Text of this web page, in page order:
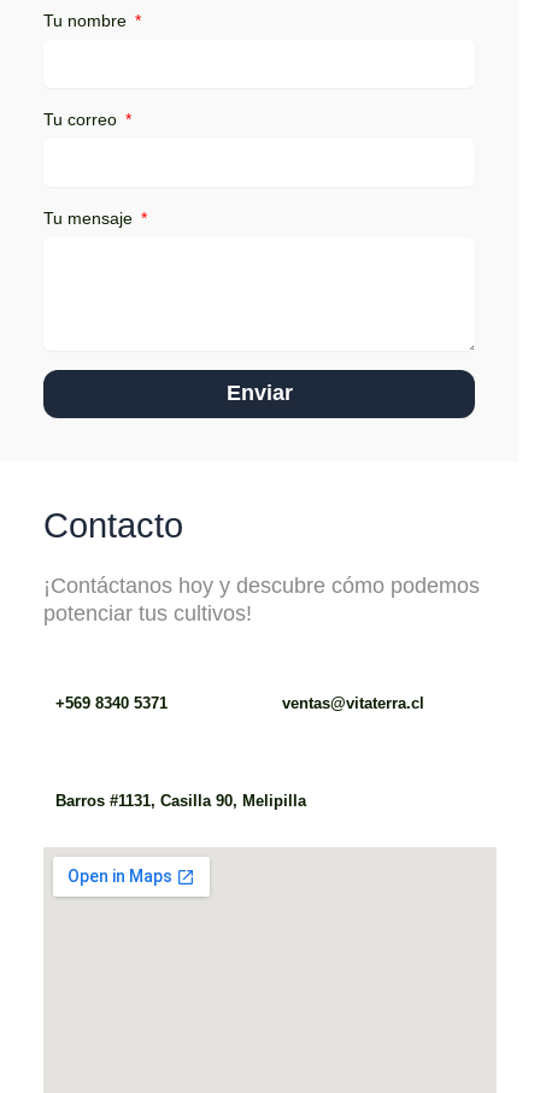
Tu nombre
Tu correo
Tu mensaje
Enviar
Contacto
¡Contáctanos hoy y descubre cómo podemos
potenciar tus cultivos!
+569 8340 5371 ventas@vitaterra.cl
Barros #1131, Casilla 90, Melipilla